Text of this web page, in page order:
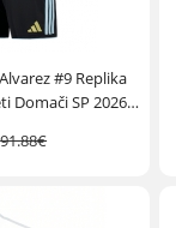
#9 Replika
Domači SP 2026
91.88€